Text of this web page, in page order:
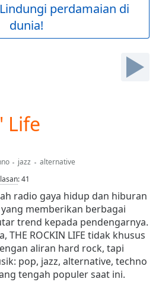
perdamaian di
dunia!
Life
jazz
alternative
:41
radio gaya hidup dan hiburan
memberikan berbagai
trend kepada pendengarnya.
THE ROCKIN LIFE tidak khusus
aliran hard rock, tapi
pop, jazz, alternative, techno
tengah populer saat ini.